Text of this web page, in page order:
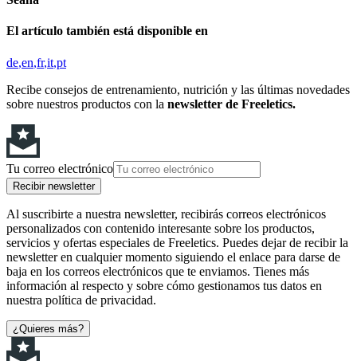
El artículo también está disponible en
de en fr it pt
Recibe consejos de entrenamiento, nutrición y las últimas novedades
sobre nuestros productos con la newsletter de Freeletics.
Tu correo electrónico
Recibir newsletter
Al suscribirte a nuestra newsletter, recibirás correos electrónicos
personalizados con contenido interesante sobre los productos,
servicios y ofertas especiales de Freeletics. Puedes dejar de recibir la
newsletter en cualquier momento siguiendo el enlace para darse de
baja en los correos electrónicos que te enviamos. Tienes más
información al respecto y sobre cómo gestionamos tus datos en
nuestra política de privacidad.
¿Quieres más?